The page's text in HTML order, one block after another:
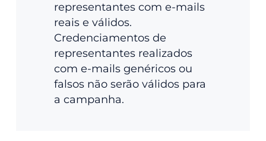
representantes com e-mails
reais e válidos.
Credenciamentos de
representantes realizados
com e-mails genéricos ou
falsos não serão válidos para
a campanha.